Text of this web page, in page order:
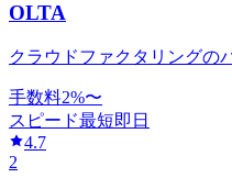
OLTA
クラウドファクタリングの
手数料2%〜
スピード最短即日
4.7
2